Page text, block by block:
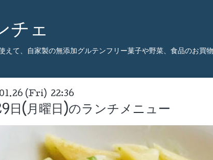
チェ
えて、自家製の無添加グルテンフリー菓子や野菜、食品のお買
(Fri) 22:36
日(月曜日)のランチメニュー